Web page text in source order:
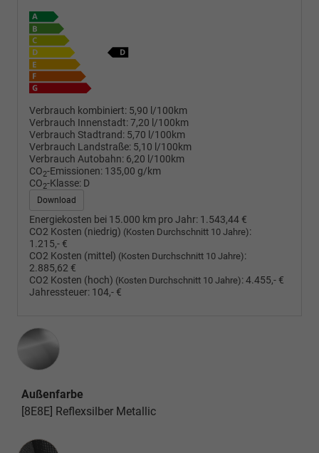
Verbrauch kombiniert: 5,90 l/100km
Verbrauch Innenstadt:7,20 l/100km
Verbrauch Stadtrand: 5,70 l/100km
Verbrauch Landstraße: 5,10 l/100km
Verbrauch Autobahn: 6,20 l/100km
CO2-Emissionen: 135,00 g/km
CO2-Klasse: D
Download
Energiekosten bei 15.000 km pro Jahr: 1.543,44 €
CO2 Kosten (niedrig) (Kosten Durchschnitt 10 Jahre):
1.215,- €
CO2 Kosten (mittel) (Kosten Durchschnitt 10 Jahre):
2.885,62 €
CO2 Kosten (hoch) (Kosten Durchschnitt 10 Jahre):4.455,- €
Jahressteuer: 104,- €
Außenfarbe
[8E8E] Reflexsilber Metallic
Innenausstattung